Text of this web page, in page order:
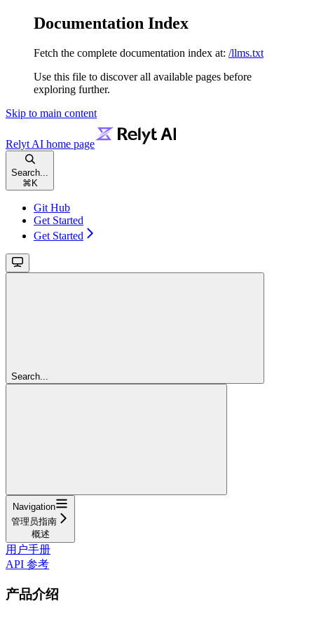
Documentation Index
Fetch the complete documentation index at: /llms.txt
Use this file to discover all available pages before
exploring further.
Skip to main content
Relyt AI home page
Search...
⌘ K
Git Hub
Get Started
Get Started
Search...
Navigation
管理员指南
概述
用户手册
API 参考
产品介绍